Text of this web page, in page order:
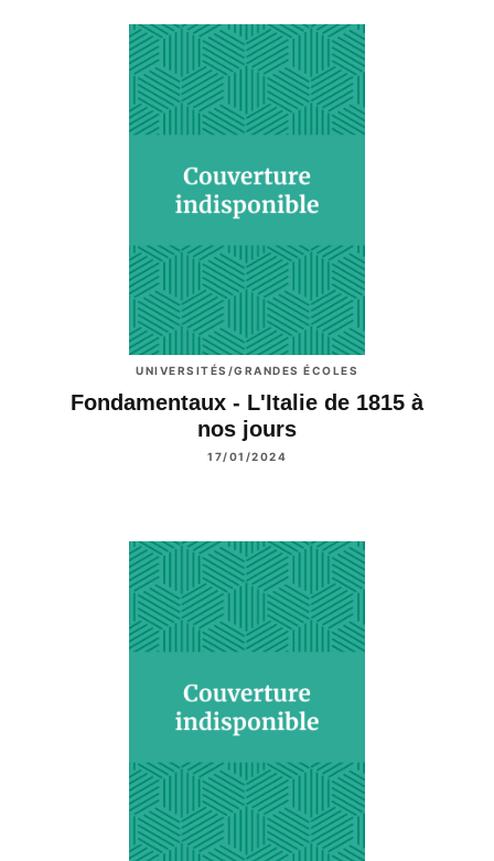
UNIVERSITÉS/GRANDES ÉCOLES
Fondamentaux - L'Italie de 1815 à
nos jours
17/01/2024